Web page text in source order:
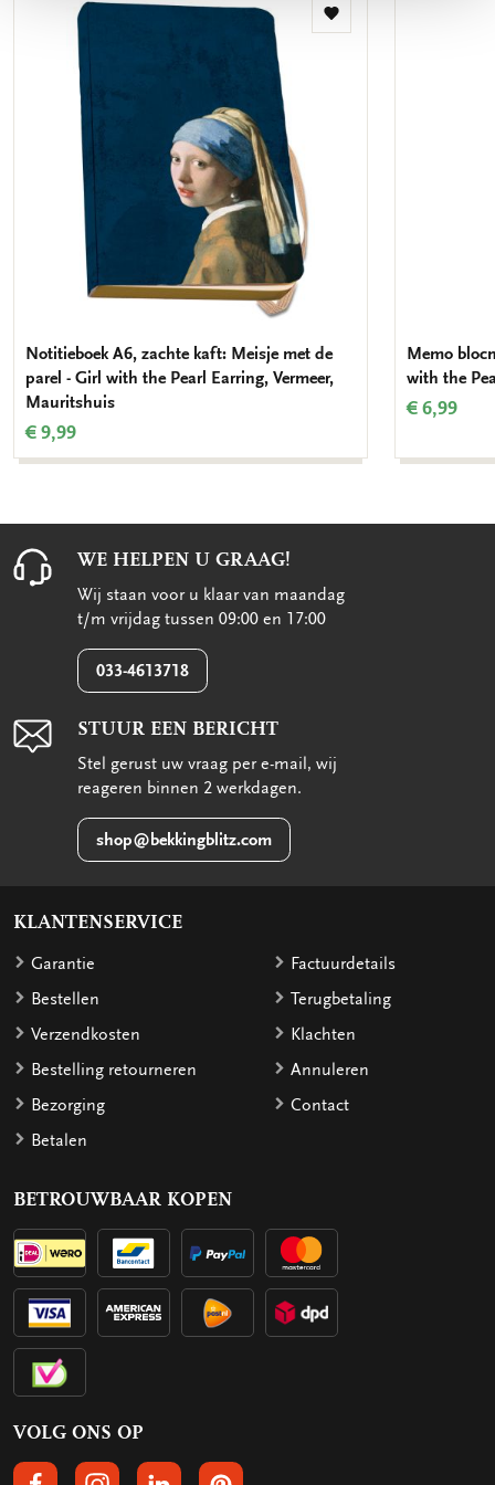
Toevoegen
Notitieboek A6, zachte kaft: Meisje met de
parel - Girl with the Pearl Earring, Vermeer,
Mauritshuis
€ 9,99
Memo
with the
€ 6,99
WE HELPEN U GRAAG!
Wij staan voor u klaar van maandag
t/m vrijdag tussen 09:00 en 17:00
033-4613718
STUUR EEN BERICHT
Stel gerust uw vraag per e-mail, wij
reageren binnen 2 werkdagen.
shop@bekkingblitz.com
KLANTENSERVICE
Garantie
Bestellen
Verzendkosten
Bestelling retourneren
Bezorging
Betalen
Factuurdetails
Terugbetaling
Klachten
Annuleren
Contact
BETROUWBAAR KOPEN
VOLG ONS OP